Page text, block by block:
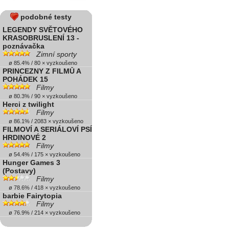
podobné testy
LEGENDY SVĚTOVÉHO
KRASOBRUSLENÍ 13 -
poznávačka
Zimní sporty
ø 85.4% / 80 × vyzkoušeno
PRINCEZNY Z FILMŮ A
POHÁDEK 15
Filmy
ø 80.3% / 90 × vyzkoušeno
Herci z twilight
Filmy
ø 86.1% / 2083 × vyzkoušeno
FILMOVÍ A SERIÁLOVÍ PSÍ
HRDINOVÉ 2
Filmy
ø 54.4% / 175 × vyzkoušeno
Hunger Games 3
(Postavy)
Filmy
ø 78.6% / 418 × vyzkoušeno
barbie Fairytopia
Filmy
ø 76.9% / 214 × vyzkoušeno